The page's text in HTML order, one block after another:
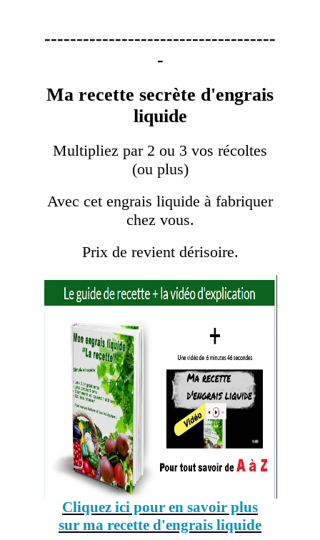
------------------------------------
-
Ma recette secrète d'engrais
liquide
Multipliez par 2 ou 3 vos récoltes
(ou plus)
Avec cet engrais liquide à fabriquer
chez vous.
Prix de revient dérisoire.
Cliquez ici pour en savoir plus
sur ma recette d'engrais liquide